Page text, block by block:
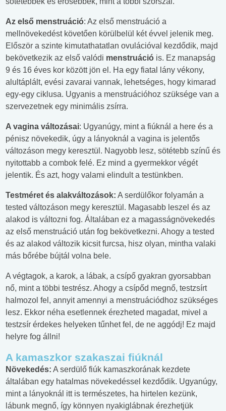
Az első menstruáció: Az első menstruáció a
mellnövekedést követően körülbelül két évvel jelenik meg.
Először a szinte kimutathatatlan ovulációval kezdődik, majd
bekövetkezik az első valódi menstruáció is. Ez manapság
9 és 16 éves kor között jön el. Ha egy fiatal lány vékony,
alultáplált, evési zavarai vannak, lehetséges, hogy kimarad
egy-egy ciklusa. Ugyanis a menstruációhoz szüksége van a
szervezetnek egy minimális zsírra.
A vagina változásai: Ugyanúgy, mint a fiúknál a here és a
pénisz növekedik, úgy a lányoknál a vagina is jelentős
változáson megy keresztül. Nagyobb lesz, sötétebb színű és
nyitottabb a combok felé. Ez mind a gyermekkor végét
jelentik. És azt, hogy valami elindult a testünkben.
Testméret és alakváltozások: A serdülőkor folyamán a
tested változáson megy keresztül. Magasabb leszel és az
alakod is változni fog. Általában ez a magasságnövekedés
az első menstruáció után fog bekövetkezni. Ahogy a tested
és az alakod változik kicsit furcsa, hisz olyan, mintha valaki
más bőrébe bújtál volna bele.
A végtagok, a karok, a lábak, a csípő gyakran gyorsabban
nő, mint a többi testrész. Ahogy a csípőd megnő, testzsírt
halmozol fel, annyit amennyi a menstruációdhoz szükséges
lesz. Ekkor néha esetlennek érezheted magadat, mivel a
testzsír érdekes helyeken tűnhet fel, de ne aggódj! Ez majd
helyre fog állni!
A kamaszkor szakaszai fiúknál
Növekedés: A serdülő fiúk kamaszkorának kezdete
általában egy hatalmas növekedéssel kezdődik. Ugyanúgy,
mint a lányoknál itt is természetes, ha hirtelen kezünk,
lábunk megnő, így könnyen nyakiglábnak érezhetjük